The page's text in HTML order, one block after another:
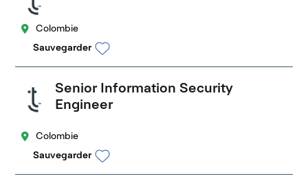
Colombie
Sauvegarder
Senior Information Security
Engineer
Colombie
Sauvegarder